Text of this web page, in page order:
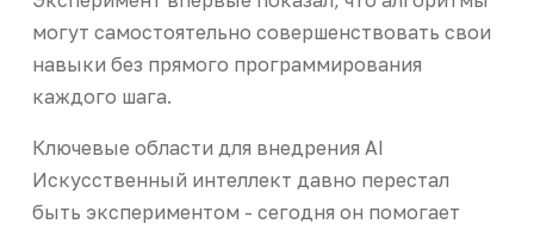
могут самостоятельно совершенствовать свои
навыки без прямого программирования
каждого шага.
Ключевые области для внедрения AI
Искусственный интеллект давно перестал
быть экспериментом - сегодня он помогает